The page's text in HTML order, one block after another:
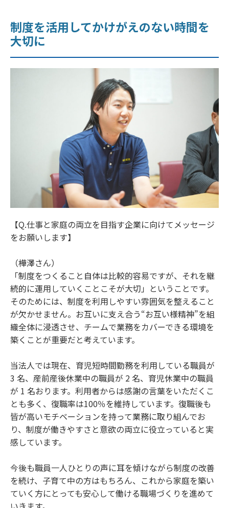
制度を活用してかけがえのない時間を
大切に
【Q.仕事と家庭の両立を目指す企業に向けてメッセージ
をお願いします】
（樺澤さん）
「制度をつくること自体は比較的容易ですが、それを継
続的に運用していくことこそが大切」ということです。
そのためには、制度を利用しやすい雰囲気を整えること
が欠かせません。お互いに支え合う“お互い様精神”を組
織全体に浸透させ、チームで業務をカバーできる環境を
築くことが重要だと考えています。
当法人では現在、育児短時間勤務を利用している職員が
3 名、産前産後休業中の職員が 2 名、育児休業中の職員
が 1 名おります。利用者からは感謝の言葉をいただくこ
とも多く、復職率は100％を維持しています。復職後も
皆が高いモチベーションを持って業務に取り組んでお
り、制度が働きやすさと意欲の両立に役立っていると実
感しています。
今後も職員一人ひとりの声に耳を傾けながら制度の改善
を続け、子育て中の方はもちろん、これから家庭を築い
ていく方にとっても安心して働ける職場づくりを進めて